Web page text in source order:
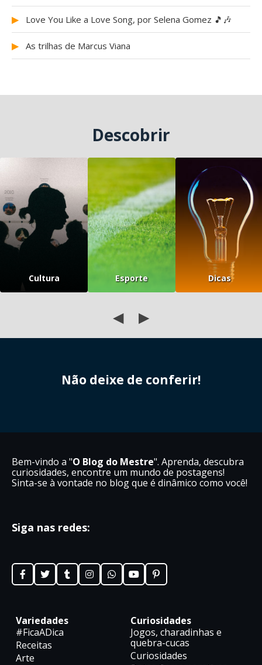
▶ Love You Like a Love Song, por Selena Gomez 🎵🎶
▶ As trilhas de Marcus Viana
Descobrir
Cultura Esporte Dicas
◀ ▶
Não deixe de conferir!
Bem-vindo a "O Blog do Mestre". Aprenda, descubra
curiosidades, encontre um mundo de postagens!
Sinta-se à vontade no blog que é dinâmico como você!
Siga nas redes:
Variedades
#FicaADica
Receitas
Arte
Curiosidades
Jogos, charadinhas e
quebra-cucas
Curiosidades